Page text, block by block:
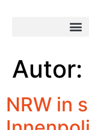
Autor:
NRW in